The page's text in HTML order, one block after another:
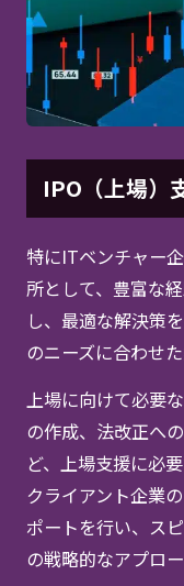
IPO（上場）
特にITベンチャー
所として、豊富な
し、最適な解決策
のニーズに合わせ
上場に向けて必要
の作成、法改正へ
ど、上場支援に必
クライアント企業
ポートを行い、ス
の戦略的なアプロ